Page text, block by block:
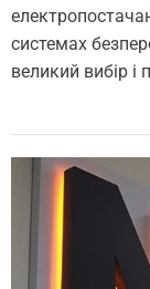
системах
великий вибір і